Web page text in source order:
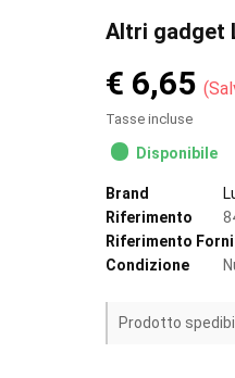
Altri gadget
€ 6,65
Tasse incluse
Disponibile
Brand
Riferimento
Riferimento
Condizione
Prodotto